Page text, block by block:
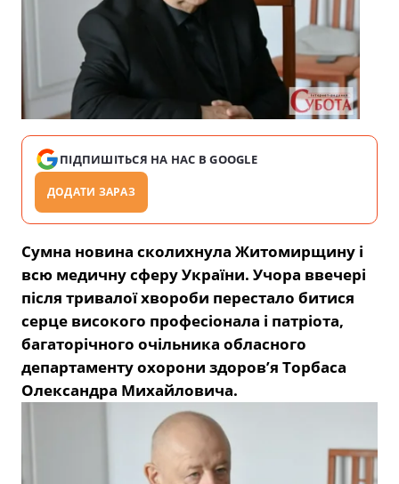
ПІДПИШІТЬСЯ НА НАС В GOOGLE
ДОДАТИ ЗАРАЗ
Сумна новина сколихнула Житомирщину і
всю медичну сферу України. Учора ввечері
після тривалої хвороби перестало битися
серце високого професіонала і патріота,
багаторічного очільника обласного
департаменту охорони здоров’я Торбаса
Олександра Михайловича.